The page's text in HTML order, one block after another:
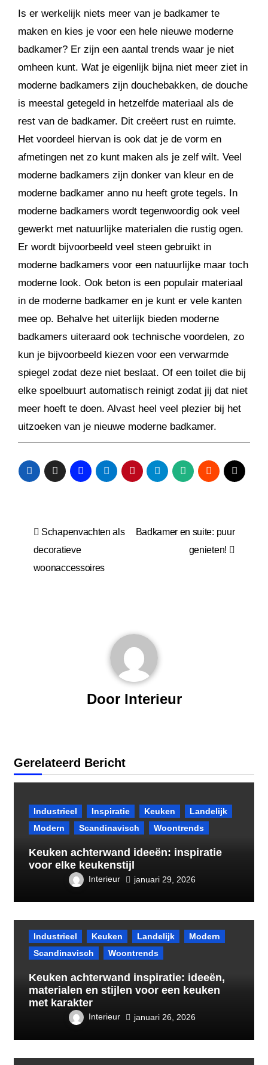
Is er werkelijk niets meer van je badkamer te
maken en kies je voor een hele nieuwe moderne
badkamer? Er zijn een aantal trends waar je niet
omheen kunt. Wat je eigenlijk bijna niet meer ziet in
moderne badkamers zijn douchebakken, de douche
is meestal getegeld in hetzelfde materiaal als de
rest van de badkamer. Dit creëert rust en ruimte.
Het voordeel hiervan is ook dat je de vorm en
afmetingen net zo kunt maken als je zelf wilt. Veel
moderne badkamers zijn donker van kleur en de
moderne badkamer anno nu heeft grote tegels. In
moderne badkamers wordt tegenwoordig ook veel
gewerkt met natuurlijke materialen die rustig ogen.
Er wordt bijvoorbeeld veel steen gebruikt in
moderne badkamers voor een natuurlijke maar toch
moderne look. Ook beton is een populair materiaal
in de moderne badkamer en je kunt er vele kanten
mee op. Behalve het uiterlijk bieden moderne
badkamers uiteraard ook technische voordelen, zo
kun je bijvoorbeeld kiezen voor een verwarmde
spiegel zodat deze niet beslaat. Of een toilet die bij
elke spoelbuurt automatisch reinigt zodat jij dat niet
meer hoeft te doen. Alvast heel veel plezier bij het
uitzoeken van je nieuwe moderne badkamer.
navigatie
Schapenvachten als
decoratieve
woonaccessoires
Badkamer en suite: puur
genieten!
Door Interieur
Gerelateerd Bericht
Industrieel Inspiratie Keuken
Landelijk
Modern
Scandinavisch Woontrends
Keuken achterwand ideeën: inspiratie
voor elke keukenstijl
Interieur januari 29, 2026
Industrieel Keuken Landelijk
Modern
Scandinavisch
Woontrends
Keuken achterwand inspiratie: ideeën,
materialen en stijlen voor een keuken
met karakter
Interieur januari 26, 2026